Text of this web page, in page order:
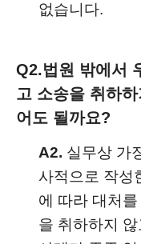
없습니다.
Q2.법원 밖에서
고 소송을 취하
어도 될까요?
A2. 실무상 가
사적으로 작성
에 따라 대처
을 취하하지